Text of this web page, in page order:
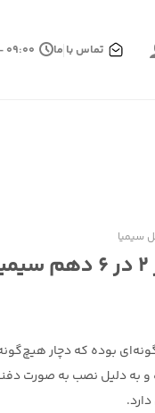
تماس با ما 09:00 - 18:00
سیمیا
در 2 در 6 دهم سیمیا به گونه‌ای بوده که دچار
به دلیل نصب به صورت